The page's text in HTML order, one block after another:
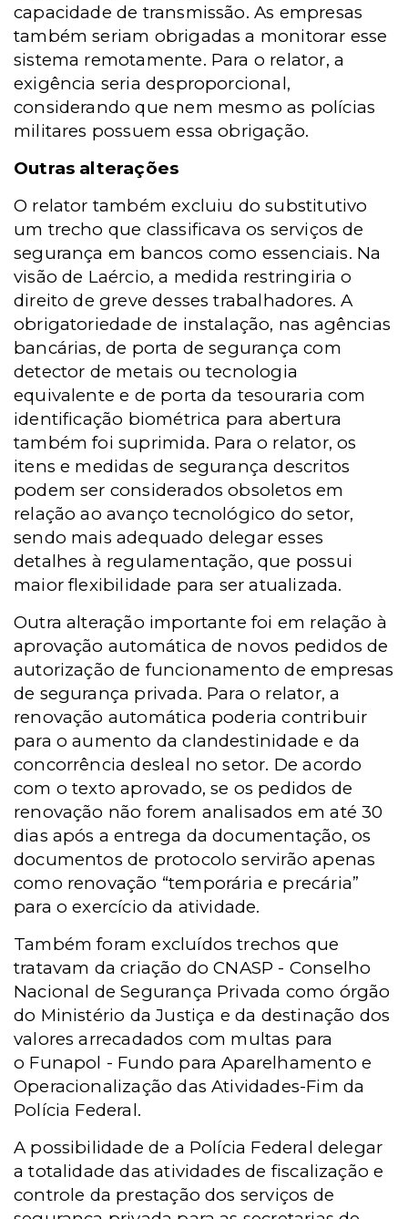
capacidade de transmissão. As empresas
também seriam obrigadas a monitorar esse
sistema remotamente. Para o relator, a
exigência seria desproporcional,
considerando que nem mesmo as polícias
militares possuem essa obrigação.
Outras alterações
O relator também excluiu do substitutivo
um trecho que classificava os serviços de
segurança em bancos como essenciais. Na
visão de Laércio, a medida restringiria o
direito de greve desses trabalhadores. A
obrigatoriedade de instalação, nas agências
bancárias, de porta de segurança com
detector de metais ou tecnologia
equivalente e de porta da tesouraria com
identificação biométrica para abertura
também foi suprimida. Para o relator, os
itens e medidas de segurança descritos
podem ser considerados obsoletos em
relação ao avanço tecnológico do setor,
sendo mais adequado delegar esses
detalhes à regulamentação, que possui
maior flexibilidade para ser atualizada.
Outra alteração importante foi em relação à
aprovação automática de novos pedidos de
autorização de funcionamento de empresas
de segurança privada. Para o relator, a
renovação automática poderia contribuir
para o aumento da clandestinidade e da
concorrência desleal no setor. De acordo
com o texto aprovado, se os pedidos de
renovação não forem analisados em até 30
dias após a entrega da documentação, os
documentos de protocolo servirão apenas
como renovação “temporária e precária”
para o exercício da atividade.
Também foram excluídos trechos que
tratavam da criação do CNASP - Conselho
Nacional de Segurança Privada como órgão
do Ministério da Justiça e da destinação dos
valores arrecadados com multas para
o Funapol - Fundo para Aparelhamento e
Operacionalização das Atividades-Fim da
Polícia Federal.
A possibilidade de a Polícia Federal delegar
a totalidade das atividades de fiscalização e
controle da prestação dos serviços de